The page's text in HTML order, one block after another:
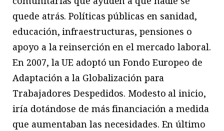
quede atrás. Políticas públicas en sanidad,
educación, infraestructuras, pensiones o
apoyo a la reinserción en el mercado laboral.
En 2007, la UE adoptó un Fondo Europeo de
Adaptación a la Globalización para
Trabajadores Despedidos. Modesto al inicio,
iría dotándose de más financiación a medida
que aumentaban las necesidades. En último